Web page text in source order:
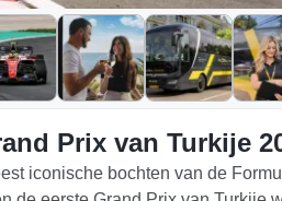
Prix van Turkije
iconische bochten van de